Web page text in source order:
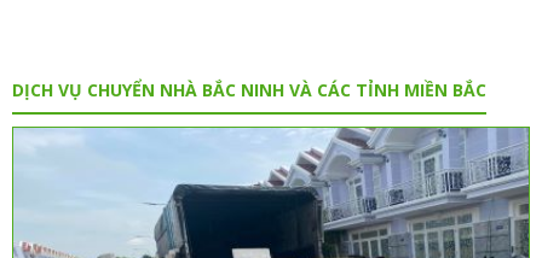
DỊCH VỤ CHUYỂN NHÀ BẮC NINH VÀ CÁC TỈNH MIỀN BẮC